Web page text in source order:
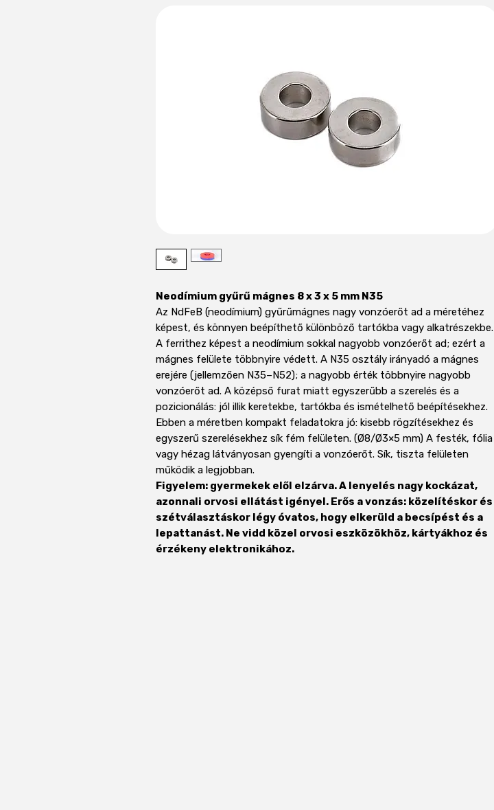
Neodímium gyűrű mágnes 8 x 3 x 5 mm N35
Az NdFeB (neodímium) gyűrűmágnes nagy vonzóerőt ad a méretéhez
képest, és könnyen beépíthető különböző tartókba vagy alkatrészekbe.
A ferrithez képest a neodímium sokkal nagyobb vonzóerőt ad; ezért a
mágnes felülete többnyire védett. A N35 osztály irányadó a mágnes
erejére (jellemzően N35–N52); a nagyobb érték többnyire nagyobb
vonzóerőt ad. A középső furat miatt egyszerűbb a szerelés és a
pozicionálás: jól illik keretekbe, tartókba és ismételhető beépítésekhez.
Ebben a méretben kompakt feladatokra jó: kisebb rögzítésekhez és
egyszerű szerelésekhez sík fém felületen. (Ø8/Ø3×5 mm) A festék, fólia
vagy hézag látványosan gyengíti a vonzóerőt. Sík, tiszta felületen
működik a legjobban.
Figyelem: gyermekek elől elzárva. A lenyelés nagy kockázat,
azonnali orvosi ellátást igényel. Erős a vonzás: közelítéskor és
szétválasztáskor légy óvatos, hogy elkerüld a becsípést és a
lepattanást. Ne vidd közel orvosi eszközökhöz, kártyákhoz és
érzékeny elektronikához.